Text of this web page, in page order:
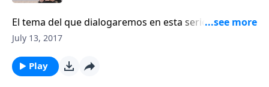
El tema del que dialogaremos en esta serie pretende
responder a la pregunta: ¿Y si criar hijos fuera el
trabajó por varios años en la televisión. Ella tomó la
decisión heroica de renunciar para ser mamá.
July 13, 2017
Play